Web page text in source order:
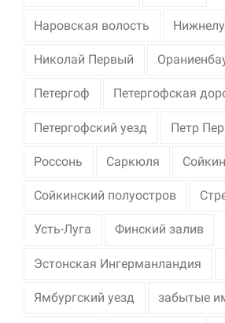
Наровская волость
Николай Первый
Петергоф Петергофская
Петергофский уезд Петр
Россонь Саркюля
Сойкинский полуостров
Усть-Луга Финский залив
Эстонская Ингерманландия
Ямбургский уезд забытые